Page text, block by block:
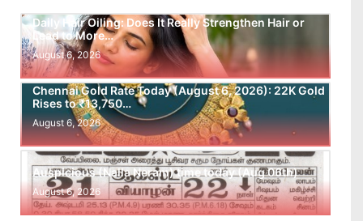
Daily Hair Oiling: Does It Really Strengthen Hair or
Lead to More…
August 6, 2026
Chennai Gold Rate Today (August 6, 2026): 22K Gold
Rises to ₹13,750…
August 6, 2026
Auspicious (Nalla Neram) time today (Aug 06th)
August 6, 2026